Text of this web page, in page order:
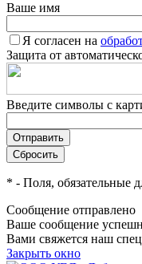
Ваше имя
Я согласен на
Защита от
Введите символы с
* - Поля, обязательные
Сообщение отправлено
Ваше сообщение
Вами свяжется наш
Закрыть окно